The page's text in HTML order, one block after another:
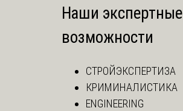
Наши экспертные
возможности
СТРОЙЭКСПЕРТИЗА
КРИМИНАЛИСТИКА
ENGINEERING